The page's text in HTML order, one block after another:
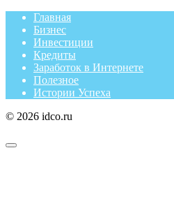
Главная
Бизнес
Инвестиции
Кредиты
Заработок в Интернете
Полезное
Истории Успеха
© 2026 idco.ru